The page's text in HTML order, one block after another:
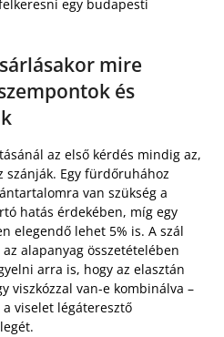
egy budapesti
mire
és
az első kérdés mindig az,
Egy fürdőruhához
van szükség a
hatás érdekében, míg egy
elegendő lehet 5% is. A szál
alapanyag összetételében
arra is, hogy az elasztán
viszkózzal van-e kombinálva –
viselet légáteresztő